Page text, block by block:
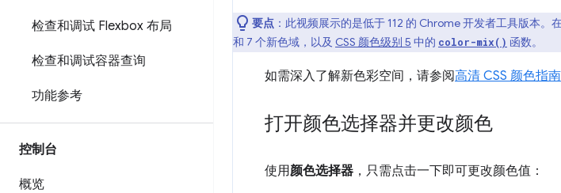
检查和调试 Flexbox 布局
检查和调试容器查询
功能参考
控制台
概览
要点 ：此视频展示的是低于 112 的 Chrome 开发者工具版本。
和 7 个新色域，以及 CSS 颜色级别 5 中的 color-mix() 函数。
如需深入了解新色彩空间，请参阅高清 CSS 颜色指南
打开颜色选择器并更改颜色
使用颜色选择器 ，只需点击一下即可更改颜色值：